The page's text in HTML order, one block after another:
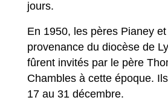
jours.
En 1950, les pères Pianey
provenance du diocèse de
fûrent invités par le père
Chambles à cette époque.
17 au 31 décembre.